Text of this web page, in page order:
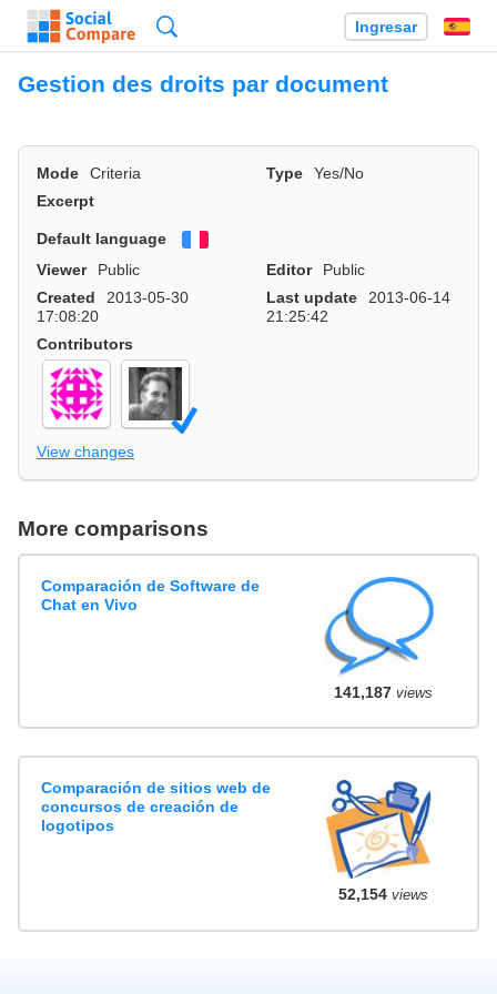
Ingresar
Gestion des droits par document
Mode Criteria Type
Yes/No
Excerpt
Default language
Viewer
Public Editor
Public
Created
2013-05-30
17:08:20
Last update
2013-06-14
21:25:42
Contributors
View changes
More comparisons
Comparación de Software de
Chat en Vivo
141,187views
Comparación de sitios web de
concursos de creación de
logotipos
52,154views